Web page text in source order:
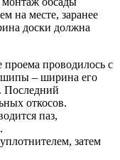
на месте, заранее
доски должна
проема проводилось с
шипы – ширина его
Последний
откосов.
паз,
затем